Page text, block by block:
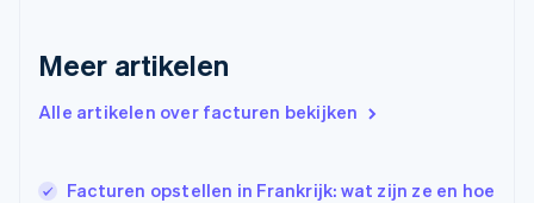
Meer artikelen
Alle artikelen over facturen bekijken
Facturen opstellen in Frankrijk: wat zijn ze en hoe
Hongarije
Hongkong SAR, China
English